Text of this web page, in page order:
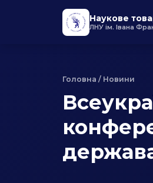
Наукове
ЛНУ ім. Івана
Головна / Новини